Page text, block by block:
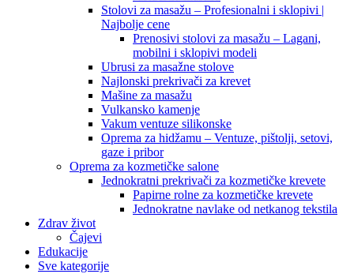
Stolovi za masažu – Profesionalni i sklopivi |
Najbolje cene
Prenosivi stolovi za masažu – Lagani,
mobilni i sklopivi modeli
Ubrusi za masažne stolove
Najlonski prekrivači za krevet
Mašine za masažu
Vulkansko kamenje
Vakum ventuze silikonske
Oprema za hidžamu – Ventuze, pištolji, setovi,
gaze i pribor
Oprema za kozmetičke salone
Jednokratni prekrivači za kozmetičke krevete
Papirne rolne za kozmetičke krevete
Jednokratne navlake od netkanog tekstila
Zdrav život
Čajevi
Edukacije
Sve kategorije